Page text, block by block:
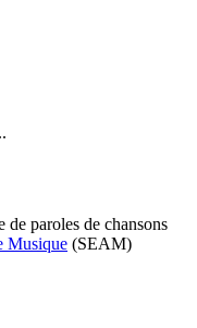
de paroles de chansons
Musique (SEAM)